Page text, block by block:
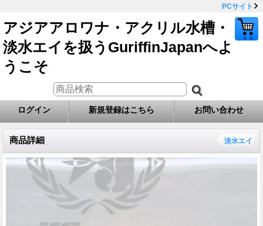
PCサイト
アジアアロワナ・アクリル水槽・
淡水エイを扱うGuriffinJapanへよ
うこそ
ログイン 新規登録はこちら お問い合わせ
商品詳細 淡水エイ